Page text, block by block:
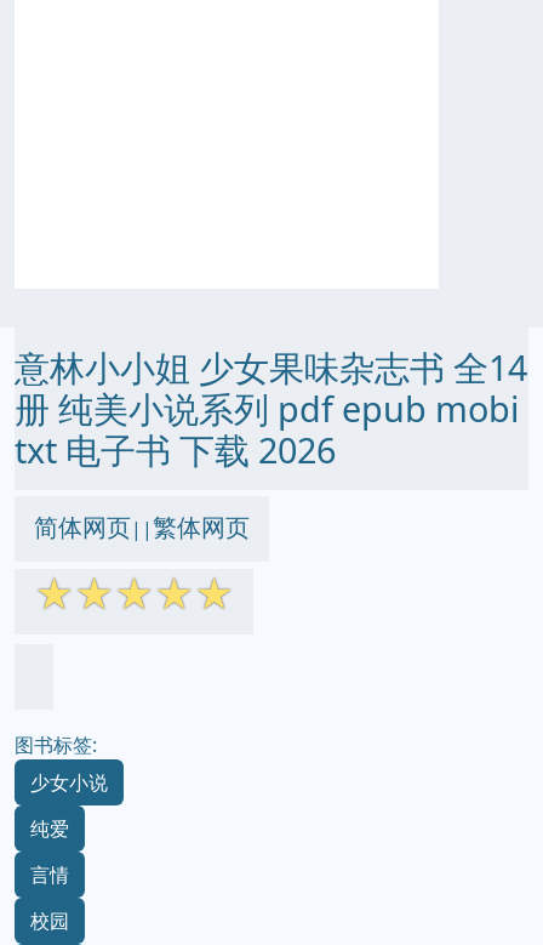
意林小小姐 少女果味杂志书 全14
册 纯美小说系列 pdf epub mobi
txt 电子书 下载 2026
简体网页||繁体网页
☆☆☆☆☆
图书标签:
少女小说
纯爱
言情
校园